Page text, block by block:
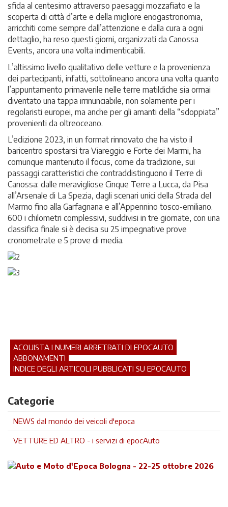
sfida al centesimo attraverso paesaggi mozzafiato e la
scoperta di città d’arte e della migliore enogastronomia,
arricchiti come sempre dall’attenzione e dalla cura a ogni
dettaglio, ha reso questi giorni, organizzati da Canossa
Events, ancora una volta indimenticabili.
L’altissimo livello qualitativo delle vetture e la provenienza
dei partecipanti, infatti, sottolineano ancora una volta quanto
l’appuntamento primaverile nelle terre matildiche sia ormai
diventato una tappa irrinunciabile, non solamente per i
regolaristi europei, ma anche per gli amanti della “sdoppiata”
provenienti da oltreoceano.
L’edizione 2023, in un format rinnovato che ha visto il
baricentro spostarsi tra Viareggio e Forte dei Marmi, ha
comunque mantenuto il focus, come da tradizione, sui
passaggi caratteristici che contraddistinguono il Terre di
Canossa: dalle meravigliose Cinque Terre a Lucca, da Pisa
all’Arsenale di La Spezia, dagli scenari unici della Strada del
Marmo fino alla Garfagnana e all’Appennino tosco-emiliano.
600 i chilometri complessivi, suddivisi in tre giornate, con una
classifica finale si è decisa su 25 impegnative prove
cronometrate e 5 prove di media.
ACQUISTA I NUMERI ARRETRATI DI EPOCAUTO
ABBONAMENTI
INDICE DEGLI ARTICOLI PUBBLICATI SU EPOCAUTO
Categorie
NEWS dal mondo dei veicoli d'epoca
VETTURE ED ALTRO - i servizi di epocAuto